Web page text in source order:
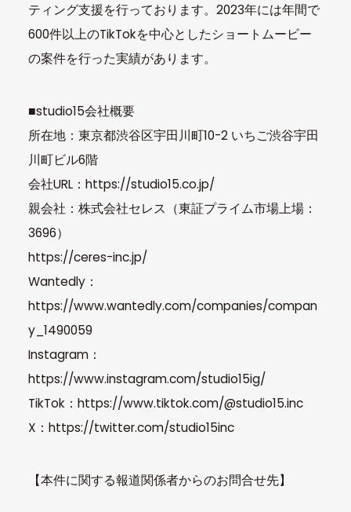
ティング支援を行っております。2023年には年間で
600件以上のTikTokを中心としたショートムービー
の案件を行った実績があります。
■studio15会社概要
所在地：東京都渋谷区宇田川町10-2 いちご渋谷宇田
川町ビル6階
会社URL：https://studio15.co.jp/
親会社：株式会社セレス（東証プライム市場上場：
3696）
https://ceres-inc.jp/
Wantedly：
https://www.wantedly.com/companies/compan
y_1490059
Instagram：
https://www.instagram.com/studio15ig/
TikTok：https://www.tiktok.com/@studio15.inc
X：https://twitter.com/studio15inc
【本件に関する報道関係者からのお問合せ先】